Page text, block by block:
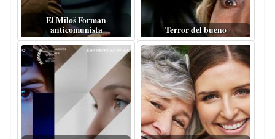
El Miloš Forman
anticomunista
Terror del bueno